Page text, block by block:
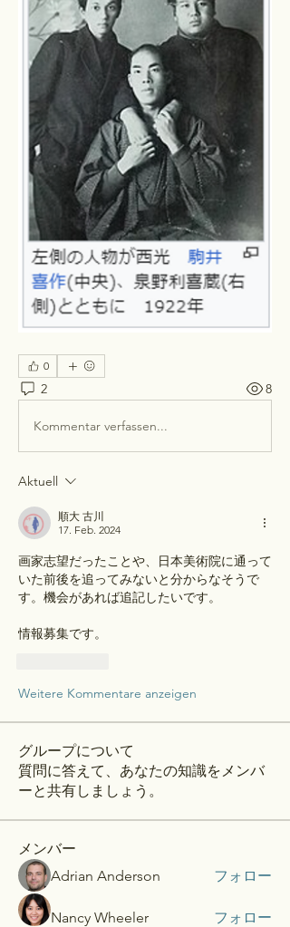
0
2 8
Kommentar verfassen...
Aktuell
順大 古川
17. Feb. 2024
画家志望だったことや、日本美術院に通って
いた前後を追ってみないと分からなそうで
す。機会があれば追記したいです。
情報募集です。
Weitere Kommentare anzeigen
グループについて
質問に答えて、あなたの知識をメンバ
ーと共有しましょう。
メンバー
Adrian Anderson
フォロー
Nancy Wheeler フォロー